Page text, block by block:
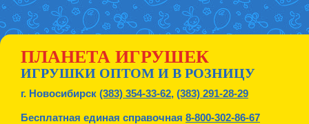
ПЛАНЕТА ИГРУШЕК
ИГРУШКИ ОПТОМ И В РОЗНИЦУ
г. Новосибирск (383) 354-33-62, (383) 291-28-29
Бесплатная единая справочная 8-800-302-86-67